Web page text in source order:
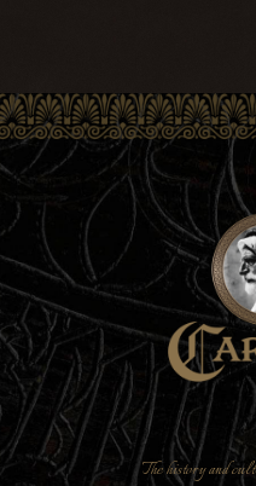
The history and